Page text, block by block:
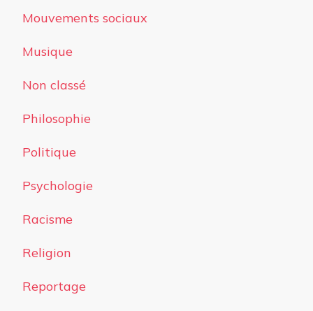
Mouvements sociaux
Musique
Non classé
Philosophie
Politique
Psychologie
Racisme
Religion
Reportage